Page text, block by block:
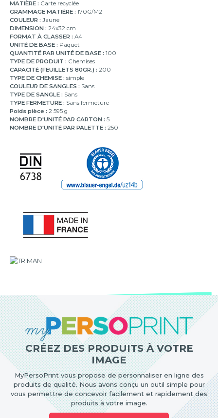
MATIÈRE : Carte recyclée
GRAMMAGE MATIÈRE : 170G/M2
COULEUR : Jaune
DIMENSION : 24x32 cm
FORMAT À CLASSER : A4
UNITÉ DE BASE : Paquet
QUANTITÉ PAR UNITÉ DE BASE : 100
TYPE DE PRODUIT : Chemises
CAPACITÉ (FEUILLETS 80GR.) : 200
TYPE DE CHEMISE : simple
COULEUR DE SANGLES : Sans
TYPE DE SANGLE : Sans
TYPE FERMETURE : Sans fermeture
Poids pièce : 2 595 g
NOMBRE D'UNITÉ PAR CARTON : 5
NOMBRE D'UNITÉ PAR PALETTE : 250
CRÉEZ DES PRODUITS À VOTRE
IMAGE
MyPersoPrint vous propose de personnaliser en ligne des
produits de qualité. Nous avons conçu un outil simple pour
vous permettre de concevoir facilement et rapidement des
produits à votre image.